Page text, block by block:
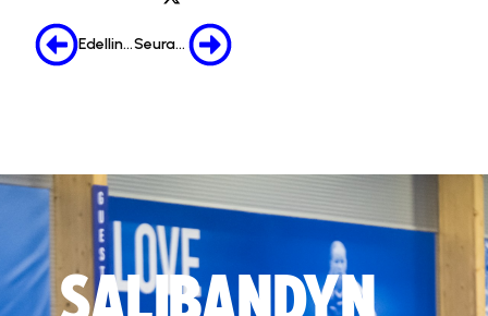
Edellinen Seuraava